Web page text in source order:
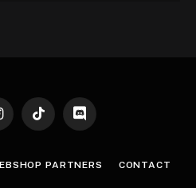
TikTok Discord
PARTNERS CONTACT